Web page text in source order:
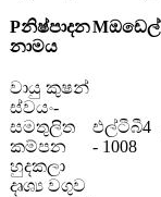
Pනිෂ්පාදන
නාමය
Mඔඩෙල්
වායු කුෂන්
ස්වයං-
සමතුලිත
කම්පන
හුදකලා
දෘශ්‍ය වගුව
එල්ටීබී4
- 1008